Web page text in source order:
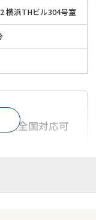
横浜THビル304号室
（全国対応可
業歴10年以上